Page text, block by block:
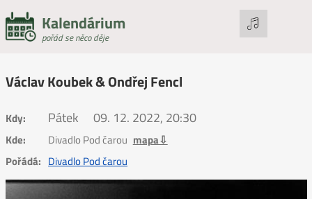
Kalendárium
pořád se něco děje
Václav Koubek & Ondřej Fencl
Kdy: Pátek 09. 12. 2022, 20:30
Kde: Divadlo Pod čarou mapa⇩
Pořádá: Divadlo Pod čarou